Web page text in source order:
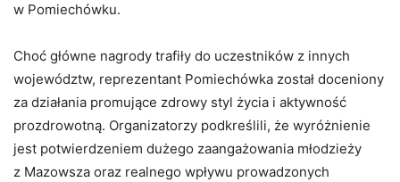
w Pomiechówku.
Choć główne nagrody trafiły do uczestników z innych
województw, reprezentant Pomiechówka został doceniony
za działania promujące zdrowy styl życia i aktywność
prozdrowotną. Organizatorzy podkreślili, że wyróżnienie
jest potwierdzeniem dużego zaangażowania młodzieży
z Mazowsza oraz realnego wpływu prowadzonych